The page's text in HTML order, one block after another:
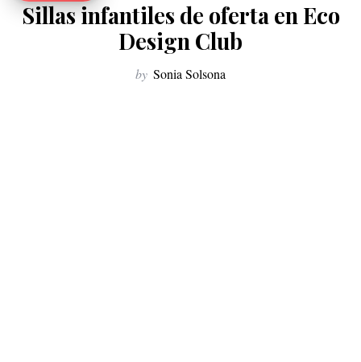
Sillas infantiles de oferta en Eco
Design Club
by Sonia Solsona